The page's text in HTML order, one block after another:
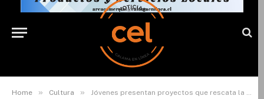
Home » Cultura » Jóvenes presentan proyectos que rescata la cultura likanantai